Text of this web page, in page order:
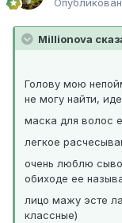
Millionova
Голову мою
не могу найти,
маска для волос
легкое
очень люблю
обиходе ее
лицо мажу эсте
классные)